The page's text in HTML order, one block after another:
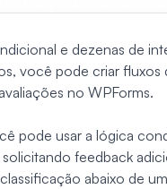
e dezenas de
você pode criar fluxos
no WPForms.
pode usar a lógica
feedback
abaixo de